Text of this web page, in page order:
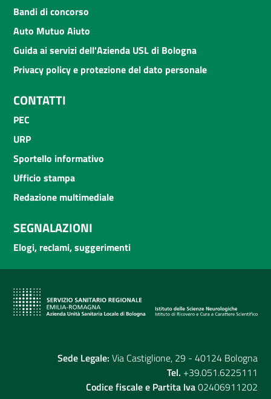
Bandi di concorso
Auto Mutuo Aiuto
Guida ai servizi dell'Azienda USL di Bologna
Privacy policy e protezione del dato personale
CONTATTI
PEC
URP
Sportello informativo
Ufficio stampa
Redazione multimediale
SEGNALAZIONI
Elogi, reclami, suggerimenti
Sede Legale: Via Castiglione, 29 - 40124 Bologna
Tel. +39.051.6225111
Codice fiscale e Partita Iva02406911202